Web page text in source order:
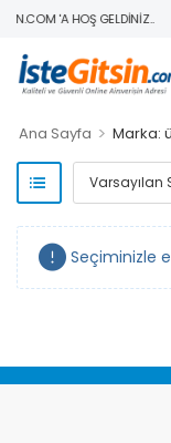
'A HOŞ GELDINIZ..
Ana Sayfa > Marka:
Seçiminizle